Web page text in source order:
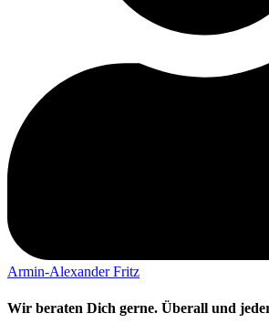
Armin-Alexander Fritz
Wir beraten Dich gerne. Überall und